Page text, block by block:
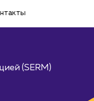
(SERM)